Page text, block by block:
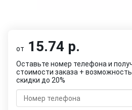
от 15.74 р.
Оставьте номер телефона и
стоимости заказа +
скидки до 20%